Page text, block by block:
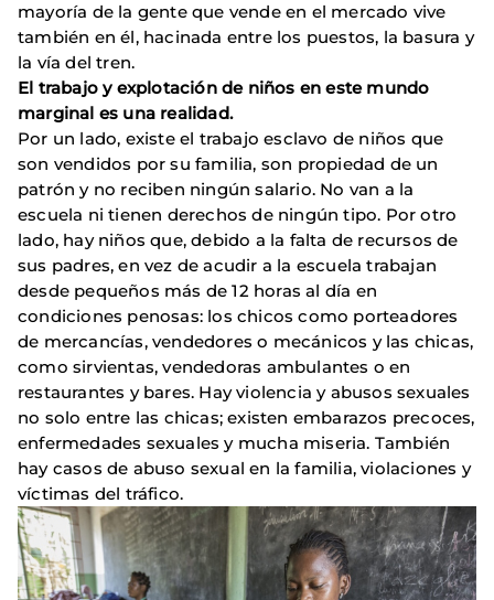
mayoría de la gente que vende en el mercado vive
también en él, hacinada entre los puestos, la basura y
la vía del tren.
El trabajo y explotación de niños en este mundo
marginal es una realidad.
Por un lado, existe el trabajo esclavo de niños que
son vendidos por su familia, son propiedad de un
patrón y no reciben ningún salario. No van a la
escuela ni tienen derechos de ningún tipo. Por otro
lado, hay niños que, debido a la falta de recursos de
sus padres, en vez de acudir a la escuela trabajan
desde pequeños más de 12 horas al día en
condiciones penosas: los chicos como porteadores
de mercancías, vendedores o mecánicos y las chicas,
como sirvientas, vendedoras ambulantes o en
restaurantes y bares. Hay violencia y abusos sexuales
no solo entre las chicas; existen embarazos precoces,
enfermedades sexuales y mucha miseria. También
hay casos de abuso sexual en la familia, violaciones y
víctimas del tráfico.